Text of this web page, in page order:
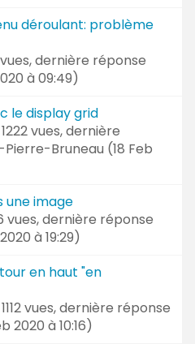
déroulant: problème
dernière réponse
à 09:49)
le display grid
1222 vues, dernière
Bruneau (18 Feb
une image
vues, dernière réponse
à 19:29)
en haut "en
1112 vues, dernière réponse
2020 à 10:16)